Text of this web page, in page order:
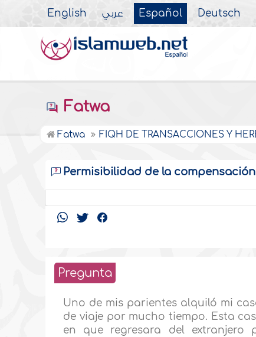
English عربي Español Deutsch
Fatwa
Fatwa FIQH DE TRANSACCIONES Y
Permisibilidad de la
Pregunta
Uno de mis parientes alquiló mi
de viaje por mucho tiempo. Esta
en que regresara del